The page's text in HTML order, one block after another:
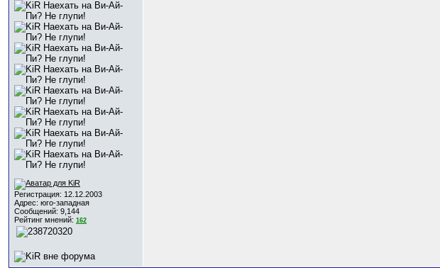
Регистрация: 12.12.2003
Адрес: юго-западная
Сообщений: 9,144
Рейтинг мнений: 162